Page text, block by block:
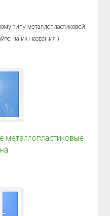
типу металлопластиковой
на их названия )
металлопластиковые